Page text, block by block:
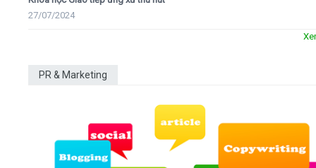
27/07/2024
PR & Marketing